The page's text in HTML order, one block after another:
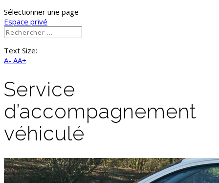
Sélectionner une page
Espace privé
Text Size:
A- AA+
Service
d’accompagnement
véhiculé